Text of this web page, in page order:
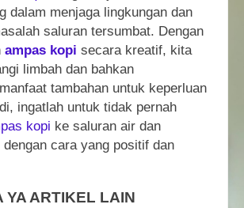
dalam menjaga lingkungan dan
saluran tersumbat. Dengan
ampas kopi secara kreatif, kita
limbah dan bahkan
tambahan untuk keperluan
ingatlah untuk tidak pernah
kopi ke saluran air dan
dengan cara yang positif dan
YA ARTIKEL LAIN